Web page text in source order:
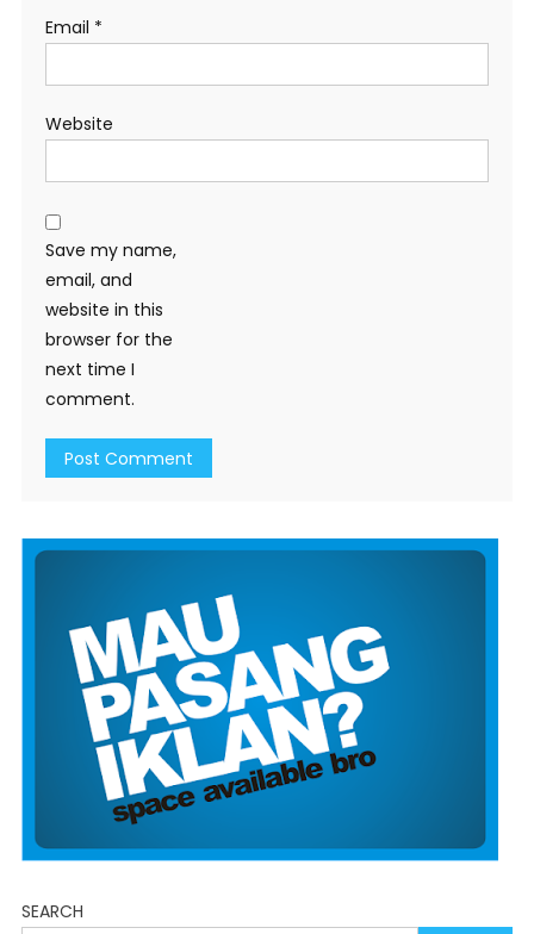
Email *
Website
Save my name,
email, and
website in this
browser for the
next time I
comment.
SEARCH